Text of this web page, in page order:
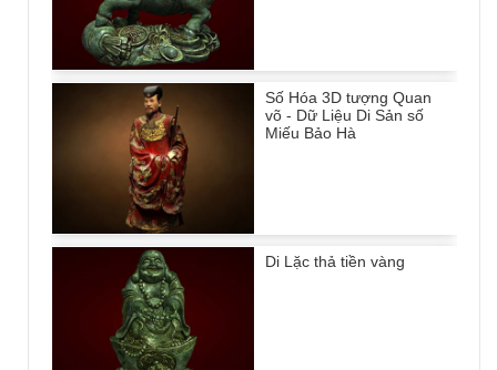
Số Hóa 3D tượng Quan
võ - Dữ Liệu Di Sản số
Miếu Bảo Hà
Di Lặc thả tiền vàng